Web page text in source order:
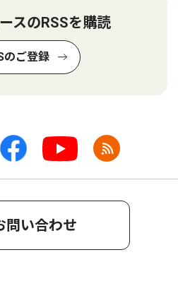
スのRSSを購読
のご登録
問い合わせ